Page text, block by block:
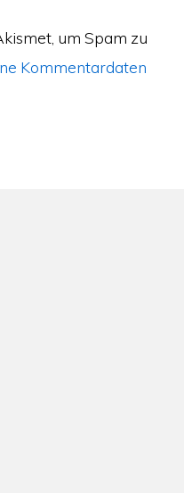
um Spam zu
Kommentardaten